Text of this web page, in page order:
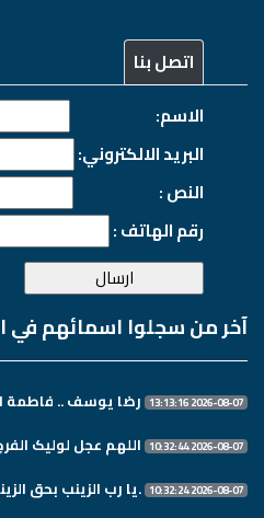
اتصل بنا
الاسم:
البريد الالكتروني:
النص :
رقم الهاتف :
آخر من سجلوا اسمائهم في
2026-08-07 13:13:16 رضا يوسف .. فاطمة
2026-08-07 10:32:44 اللهم عجل لولیک
2026-08-07 10:32:24 .یا رب الزینب بحق